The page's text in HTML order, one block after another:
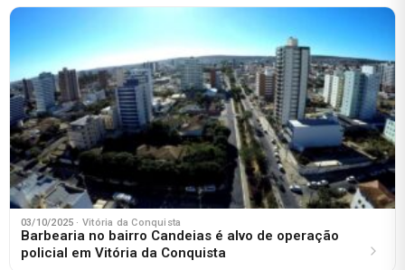
03/10/2025 · Vitória da Conquista
Barbearia no bairro Candeias é alvo de operação
policial em Vitória da Conquista